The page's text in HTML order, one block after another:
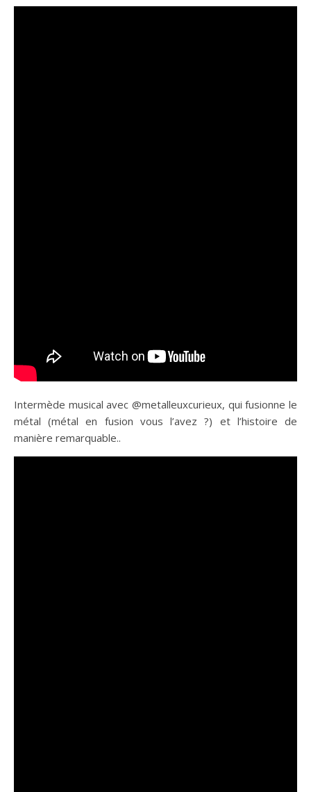
Intermède musical avec @metalleuxcurieux, qui fusionne le
métal (métal en fusion vous l’avez ?) et l’histoire de
manière remarquable..